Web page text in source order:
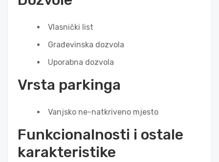
Vlasnički list
Građevinska dozvola
Uporabna dozvola
Vrsta parkinga
Vanjsko ne-natkriveno mjesto
Funkcionalnosti i ostale
karakteristike